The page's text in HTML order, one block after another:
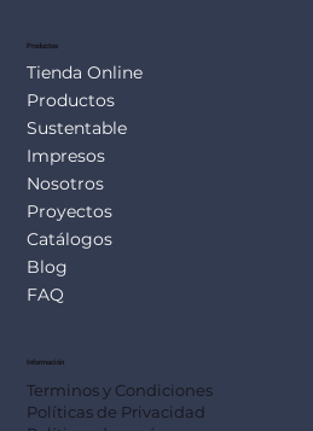
Productos
Tienda Online
Productos
Sustentable
Impresos
Nosotros
Proyectos
Catálogos
Blog
FAQ
Información
Terminos y Condiciones
Políticas de Privacidad